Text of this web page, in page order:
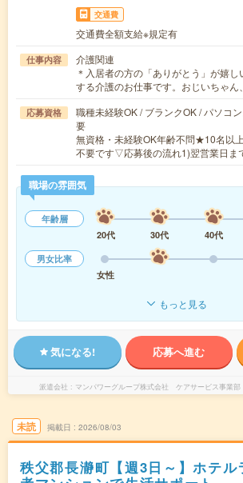
交通費
交通費全額支給※規定有
仕事内容
介護関連
＊入居者の方の「ありがとう」が嬉
する介護のお仕事です。おじいちゃ
応募資格
職種未経験OK / ブランクOK / パソコ
要
無資格・未経験OK年齢不問★10名以
不要です▽応募後の流れ1)翌営業日ま
職場の雰囲気
年齢層
20代
30代 40代
男女比率
女性
もっと見る
気になる! 応募へ進む
派遣会社 マンパワーグループ株式会社 ケアサービス事業部
未読 掲載日 2026/08/03
秩父郡長瀞町【週3日～】ホテル